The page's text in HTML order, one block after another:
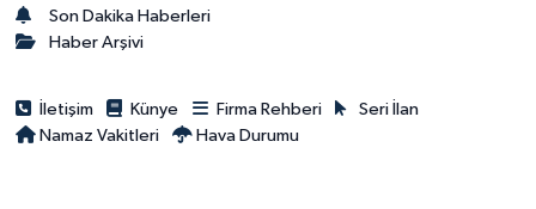
Son Dakika Haberleri
Haber Arşivi
İletişim Künye Firma Rehberi
Seri İlan
Namaz Vakitleri
Hava Durumu